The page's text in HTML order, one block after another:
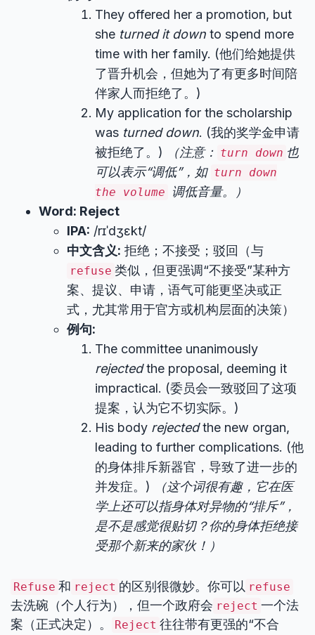
They offered her a promotion, but
she turned it down to spend more
time with her family. (他们给她提供
了晋升机会，但她为了有更多时间陪
伴家人而拒绝了。)
My application for the scholarship
was turned down. (我的奖学金申请
被拒绝了。)
（注意： turn down 也
可以表示“调低”，如 turn down
the volume
调低音量。）
Word: Reject
IPA: /rɪˈdʒɛkt/
中文含义: 拒绝；不接受；驳回（与
refuse 类似，但更强调“不接受”某种方
案、提议、申请，语气可能更坚决或正
式，尤其常用于官方或机构层面的决策）
例句:
The committee unanimously
rejectedthe proposal, deeming it
impractical. (委员会一致驳回了这项
提案，认为它不切实际。)
His body rejectedthe new organ,
leading to further complications. (他
的身体排斥新器官，导致了进一步的
并发症。)
（这个词很有趣，它在医
学上还可以指身体对异物的“排斥”，
是不是感觉很贴切？你的身体拒绝接
受那个新来的家伙！）
Refuse 和 reject 的区别很微妙。你可以 refuse
去洗碗（个人行为），但一个政府会 reject 一个法
案（正式决定）。
Reject 往往带有更强的“不合